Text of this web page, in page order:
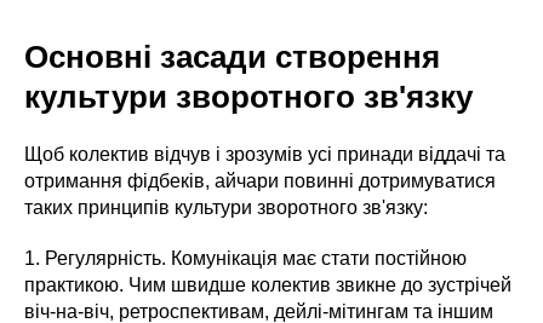
Основні засади створення
культури зворотного зв'язку
Щоб колектив відчув і зрозумів усі принади віддачі та
отримання фідбеків, айчари повинні дотримуватися
таких принципів культури зворотного зв'язку:
1. Регулярність. Комунікація має стати постійною
практикою. Чим швидше колектив звикне до зустрічей
віч-на-віч, ретроспективам, дейлі-мітингам та іншим